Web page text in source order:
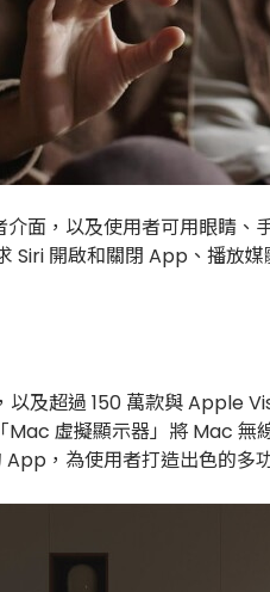
面，以及使用者可用眼睛
Siri 開啟和關閉 App、播放媒
及超過 150 萬款與 Apple
Mac 虛擬顯示器」將 Mac
，為使用者打造出色的多